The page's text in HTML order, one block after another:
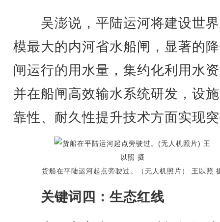
吴澎说，平陆运河将建设世
模最大的内河省水船闸，显著的
闸运行的用水量，集约化利用水
并在船闸高效输水系统研发，设
靠性、耐久性提升技术方面实现
货船在平陆运河起点旁驶过。（无人机照片） 王以照
关键词四：生态红线